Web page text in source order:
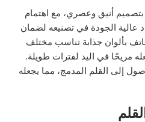
يتميز Motorola Edge 60 Stylus بتصميم أنيق وعصري، مع اهتمام
عالية الجودة في تصنيعه لضمان
بألوان جذابة تناسب مختلف
مريحًا في اليد لفترات طويلة.
إلى القلم المدمج، مما يجعله